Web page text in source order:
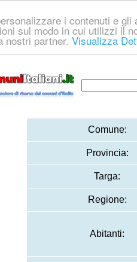
i contenuti e
sul modo in cui utilizzi il
nostri partner. Visualizza
Comune:
Provincia:
Targa:
Regione:
Abitanti: